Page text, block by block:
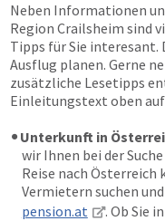
Neben Informationen
Region Crailsheim sind
Tipps für Sie interesant.
Ausflug planen. Gerne
zusätzliche Lesetipps
Einleitungstext oben
Unterkunft in
wir Ihnen bei der
Reise nach Österreich
Vermietern suchen
pension.at
. Ob Sie